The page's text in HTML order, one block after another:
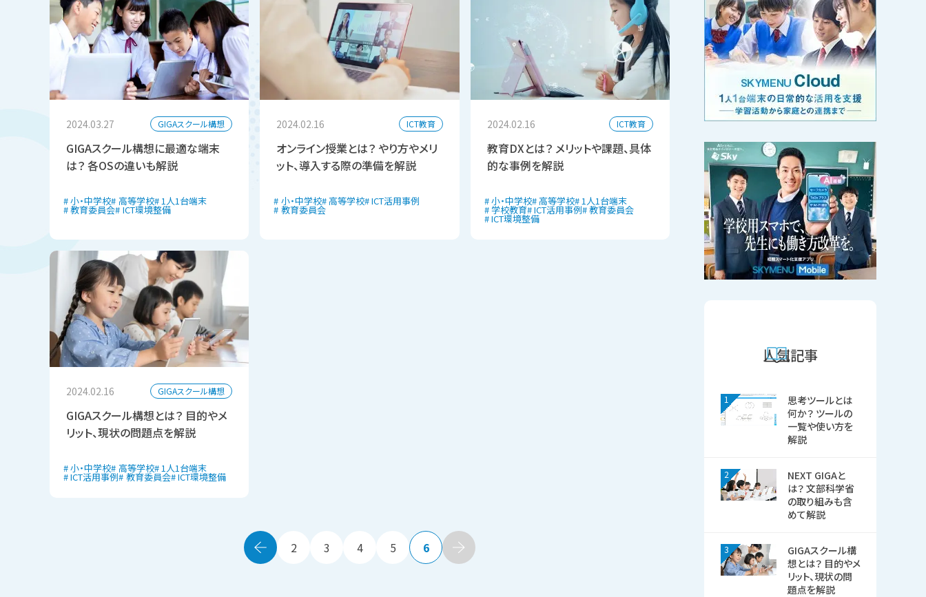
2024.03.27 GIGAスクール構想
GIGAスクール構想に最適な端末
は？ 各OSの違いも解説
小・中学校 高等学校 1人1台端末
教育委員会 ICT環境整備
2024.02.16 ICT教育
オンライン授業とは？ やり方やメリ
ット、導入する際の準備を解説
小・中学校 高等学校 ICT活用事例
教育委員会
2024.02.16 ICT教育
教育DXとは？ メリットや課題、具体
的な事例を解説
小・中学校 高等学校 1人1台端末
学校教育 ICT活用事例 教育委員会
ICT環境整備
2024.02.16 GIGAスクール構想
GIGAスクール構想とは？ 目的やメ
リット、現状の問題点を解説
小・中学校 高等学校 1人1台端末
ICT活用事例 教育委員会 ICT環境整備
2 3 4 5 6
人気記事
1
思考ツールとは
何か？ ツールの
一覧や使い方を
解説
2
NEXT GIGAと
は？ 文部科学省
の取り組みも含
めて解説
3
GIGAスクール構
想とは？ 目的やメ
リット、現状の問
題点を解説